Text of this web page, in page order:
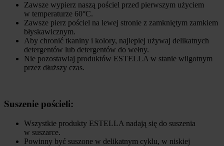
Zawsze wypierz naszą pościel przed pierwszym użyciem
w temperaturze 60°C.
Zawsze pierz pościel na lewej stronie z zamkniętym zamkiem
błyskawicznym.
Aby chronić tkaniny i kolory, najlepiej używaj delikatnych
detergentów lub detergentów do wełny.
Nie pozostawiaj produktów ESTELLA w stanie wilgotnym
przez dłuższy czas.
Suszenie pościeli:
Wszystkie produkty ESTELLA nadają się do suszenia
w suszarce.
Powinny być suszone w delikatnym cyklu, w niskiej